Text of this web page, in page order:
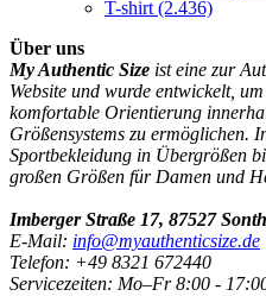
T-shirt(2.436)
Über uns
My Authentic Size ist eine zur
Website und wurde entwickelt,
komfortable Orientierung
Größensystems zu ermöglichen.
Sportbekleidung in Übergrößen
großen Größen für Damen und
Imberger Straße 17, 87527
E-Mail: info@myauthenticsize.de
Telefon: +49 8321 672440
Servicezeiten: Mo–Fr 8:00 -